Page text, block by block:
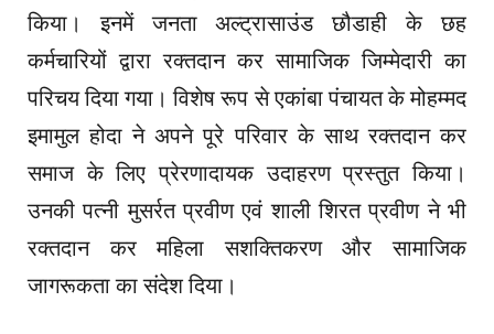
किया। इनमें जनता अल्ट्रासाउंड छौडाही के छह
कर्मचारियों द्वारा रक्तदान कर सामाजिक जिम्मेदारी का
परिचय दिया गया। विशेष रूप से एकांबा पंचायत के मोहम्मद
इमामुल होदा ने अपने पूरे परिवार के साथ रक्तदान कर
समाज के लिए प्रेरणादायक उदाहरण प्रस्तुत किया।
उनकी पत्नी मुसर्रत प्रवीण एवं शाली शिरत प्रवीण ने भी
रक्तदान कर महिला सशक्तिकरण और सामाजिक
जागरूकता का संदेश दिया।